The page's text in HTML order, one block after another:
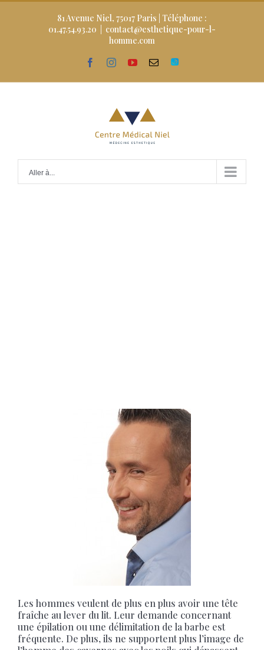
Skip
81 Avenue Niel, 75017 Paris | Téléphone :
01.47.54.93.20
contact@esthetique-pour-l-
homme.com
facebookinstagram
youtubeEmailDoctolib
Aller à...
Les hommes veulent de plus en plus avoir une tête
fraîche au lever du lit. Leur demande concernant
une épilation ou une délimitation de la barbe est
fréquente. De plus, ils ne supportent plus l’image de